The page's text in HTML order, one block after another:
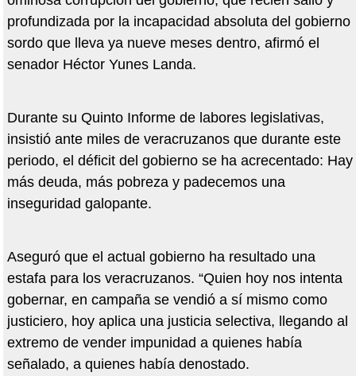
profundizada por la incapacidad absoluta del gobierno
sordo que lleva ya nueve meses dentro, afirmó el
senador Héctor Yunes Landa.
Durante su Quinto Informe de labores legislativas,
insistió ante miles de veracruzanos que durante este
periodo, el déficit del gobierno se ha acrecentado: Hay
más deuda, más pobreza y padecemos una
inseguridad galopante.
Aseguró que el actual gobierno ha resultado una
estafa para los veracruzanos. “Quien hoy nos intenta
gobernar, en campaña se vendió a sí mismo como
justiciero, hoy aplica una justicia selectiva, llegando al
extremo de vender impunidad a quienes había
señalado, a quienes había denostado.